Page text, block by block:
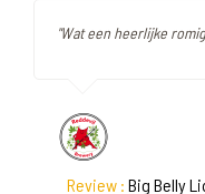
"Wat een heerlijke
Review : Big Belly